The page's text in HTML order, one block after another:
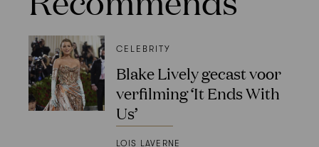
CELEBRITY
Blake Lively gecast voor
verfilming ‘It Ends With
Us’
LOIS LAVERNE